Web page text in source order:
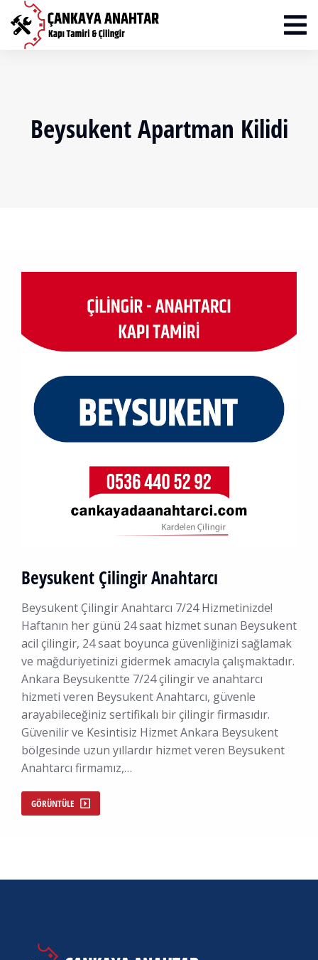
Beysukent Apartman Kilidi
Beysukent Çilingir Anahtarcı
Beysukent Çilingir Anahtarcı 7/24 Hizmetinizde!
Haftanın her günü 24 saat hizmet sunan Beysukent
acil çilingir, 24 saat boyunca güvenliğinizi sağlamak
ve mağduriyetinizi gidermek amacıyla çalışmaktadır.
Ankara Beysukentte 7/24 çilingir ve anahtarcı
hizmeti veren Beysukent Anahtarcı, güvenle
arayabileceğiniz sertifikalı bir çilingir firmasıdır.
Güvenilir ve Kesintisiz Hizmet Ankara Beysukent
bölgesinde uzun yıllardır hizmet veren Beysukent
Anahtarcı firmamız,…
GÖRÜNTÜLE